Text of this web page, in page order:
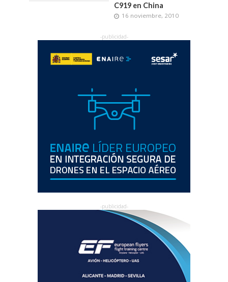
C919 en China
16 noviembre, 2010